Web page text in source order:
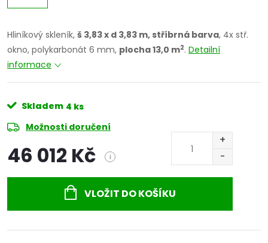
Hliníkový skleník, š 3,83 x d 3,83 m, stříbrná barva, 4x stř.
okno, polykarbonát 6 mm, plocha 13,0 m2. Detailní
informace
Skladem 4 ks
Možnosti doručení
46 012 Kč i
VLOŽIT DO KOŠÍKU